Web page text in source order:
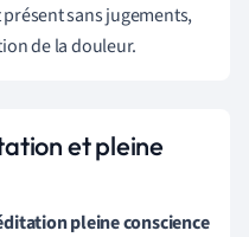
sans jugements,
de la douleur.
et pleine
pleine conscience